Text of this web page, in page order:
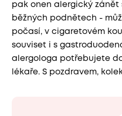
pak onen alergický zánět
běžných podnětech -
počasí, v cigaretovém
souviset i s
alergologa potřebujete
lékaře. S pozdravem,